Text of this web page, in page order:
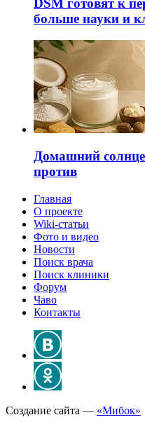
DSM готовят к
больше науки и
Домашний
против
Главная
О проекте
Wiki-статьи
Фото и видео
Новости
Поиск врача
Поиск клиники
Форум
Чаво
Контакты
Создание сайта — «Мибок»